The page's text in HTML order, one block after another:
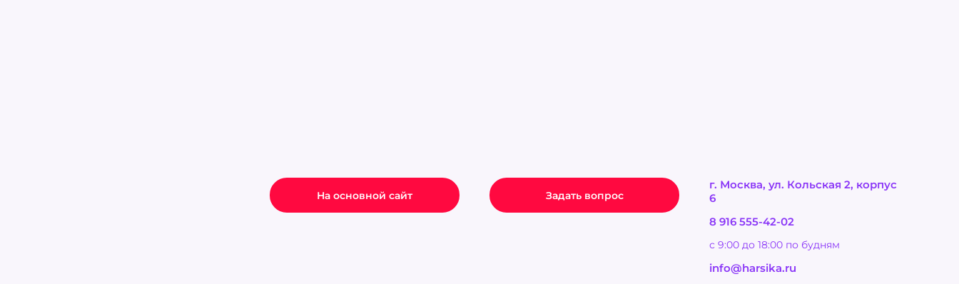
На основной сайт Задать вопрос
г. Москва, ул. Кольская 2, корпус
6
8 916 555-42-02
с 9:00 до 18:00 по будням
info@harsika.ru